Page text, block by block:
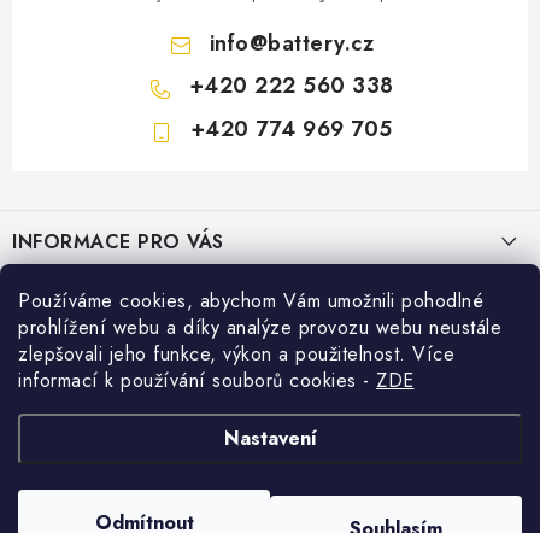
Používáme cookies, abychom Vám umožnili pohodlné
prohlížení webu a díky analýze provozu webu neustále
zlepšovali jeho funkce, výkon a použitelnost. Více
informací k používání souborů cookies - ZDE
Nastavení
Odmítnout
info@battery.cz
+420 222 560 338
+420 774 969 705
pINFORMACE PRO VÁS
KONTAKTY
POŠTOVNÉ A DOPRAVA
KONFIGURÁTOR AUTOBATERIÍ
O NÁS
VÝMĚNA AUTOBATERIE
OBCHODNÍ PODMÍNKY
PRODEJNY BATTERY.CZ
Prodejna Brno - Pražákova ul.
Prodejna Praha - Brožíkova ul.
Prodejna Ústí n. Labem - Žižkova ul.
Konfigurátor AUTOBATERIE
Konfigurátor AUTOBATERIE
Vyhledávání
HLEDAT